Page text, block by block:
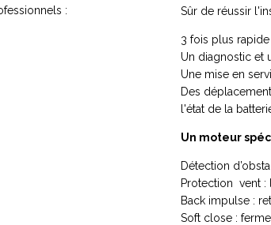
: Sûr de réussir
3 fois plus rapide
Un diagnostic et
Une mise en
Des
l'état de la
Un moteur
Détection
Protection vent:
Back impulse :
Soft close: